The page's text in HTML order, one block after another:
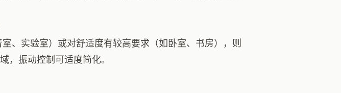
、实验室）或对舒适度有较高要求（如卧室、书房），则
，振动控制可适度简化。